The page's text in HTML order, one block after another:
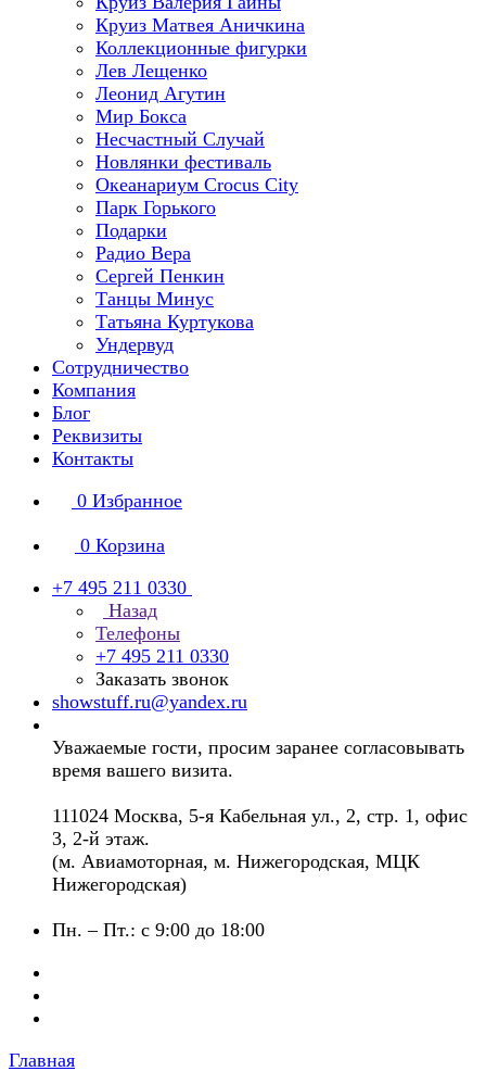
Круиз Матвея Аничкина
Коллекционные фигурки
Лев Лещенко
Леонид Агутин
Мир Бокса
Несчастный Случай
Новлянки фестиваль
Океанариум Crocus City
Парк Горького
Подарки
Радио Вера
Сергей Пенкин
Танцы Минус
Татьяна Куртукова
Ундервуд
Сотрудничество
Компания
Блог
Реквизиты
Контакты
0 Избранное
0 Корзина
+7 495 211 0330
Назад
Телефоны
+7 495 211 0330
Заказать звонок
showstuff.ru@yandex.ru
Уважаемые гости, просим заранее согласовывать
время вашего визита.
111024 Москва, 5-я Кабельная ул., 2, стр. 1, офис
3, 2-й этаж.
(м. Авиамоторная, м. Нижегородская, МЦК
Нижегородская)
Пн. – Пт.: с 9:00 до 18:00
Главная